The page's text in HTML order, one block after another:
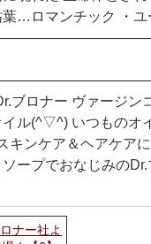
…ロマンチック ・
ロナー ヴァージ
ル(^▽^) いつものオ
キンケア＆ヘアケア
ープでおなじみの